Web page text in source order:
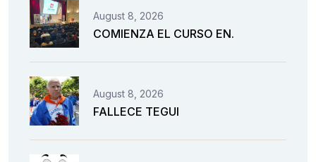
August 8, 2026
COMIENZA EL CURSO EN.
August 8, 2026
FALLECE TEGUI